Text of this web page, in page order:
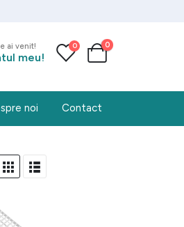
ai venit!
meu!
0 0
noi Contact